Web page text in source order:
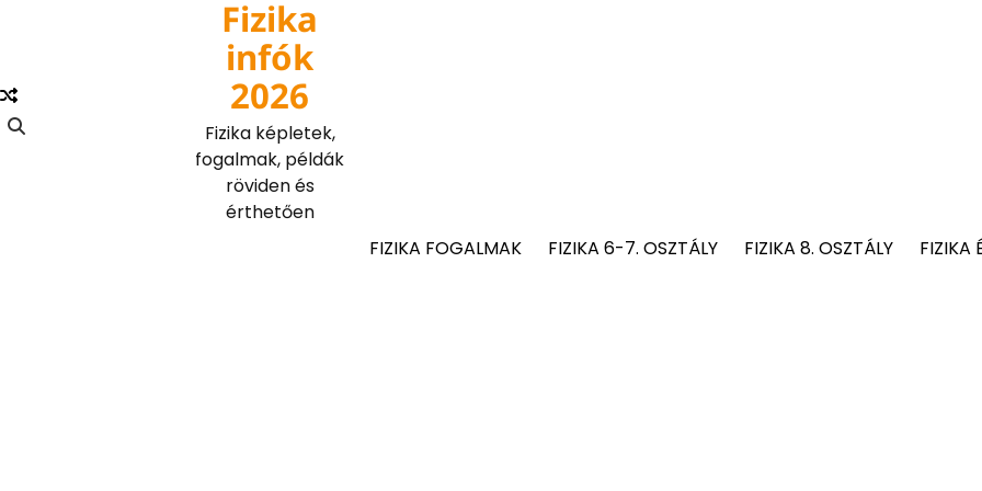
Fizika
infók
2026
Fizika képletek,
fogalmak, példák
röviden és
érthetően
FIZIKA FOGALMAK
FIZIKA 6-7. OSZTÁLY FIZIKA 8. OSZTÁLY FIZIKA